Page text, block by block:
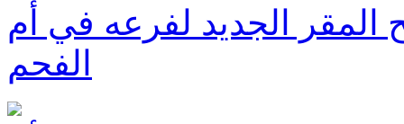
المقر الجديد لفرعه في أم
الفحم